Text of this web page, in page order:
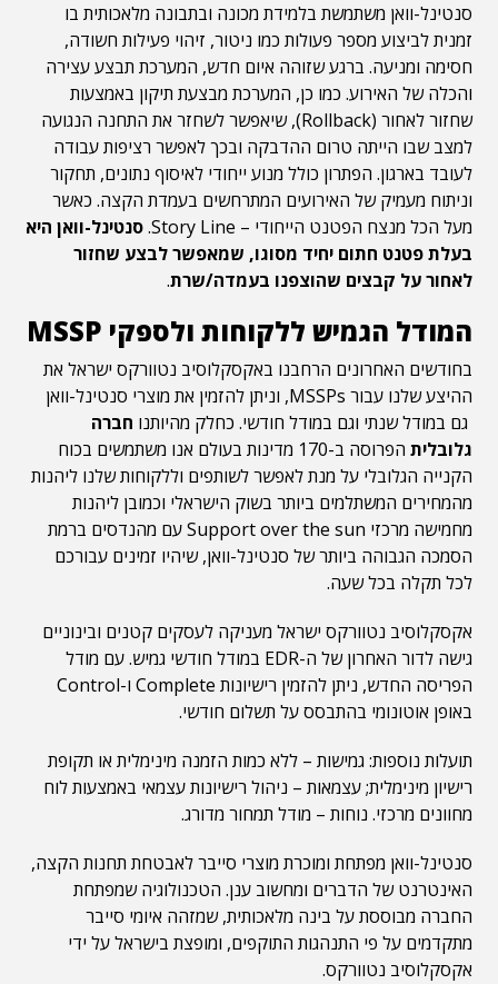
סנטינל-וואן משתמשת בלמידת מכונה ובתבונה מלאכותית בו
זמנית לביצוע מספר פעולות כמו ניטור, זיהוי פעילות חשודה,
חסימה ומניעה. ברגע שזוהה איום חדש, המערכת תבצע עצירה
והכלה של האירוע. כמו כן, המערכת מבצעת תיקון באמצעות
שחזור לאחור (Rollback), שיאפשר לשחזר את התחנה הנגועה
למצב שבו הייתה טרום ההדבקה ובכך לאפשר רציפות עבודה
לעובד בארגון. הפתרון כולל מנוע ייחודי לאיסוף נתונים, תחקור
וניתוח מעמיק של האירועים המתרחשים בעמדת הקצה. כאשר
מעל הכל מנצח הפטנט הייחודי – Story Line.
סנטינל-וואן היא
בעלת פטנט חתום יחיד מסוגו, שמאפשר לבצע שחזור
לאחור על קבצים שהוצפנו בעמדה/שרת.
המודל הגמיש ללקוחות ולספקי MSSP
בחודשים האחרונים הרחבנו באקסקלוסיב נטוורקס ישראל את
ההיצע שלנו עבור MSSPs, וניתן להזמין את מוצרי סנטינל-וואן
גם במודל שנתי וגם במודל חודשי. כחלק מהיותנו חברה
גלובלית
הפרוסה ב-170 מדינות בעולם אנו משתמשים בכוח
הקנייה הגלובלי על מנת לאפשר לשותפים וללקוחות שלנו ליהנות
מהמחירים המשתלמים ביותר בשוק הישראלי וכמובן ליהנות
מחמישה מרכזי Support over the sun עם מהנדסים ברמת
הסמכה הגבוהה ביותר של סנטינל-וואן, שיהיו זמינים עבורכם
לכל תקלה בכל שעה.
אקסקלוסיב נטוורקס ישראל מעניקה לעסקים קטנים ובינוניים
גישה לדור האחרון של ה-EDR במודל חודשי גמיש. עם מודל
הפריסה החדש, ניתן להזמין רישיונות Complete ו-Control
באופן אוטונומי בהתבסס על תשלום חודשי.
תועלות נוספות: גמישות – ללא כמות הזמנה מינימלית או תקופת
רישיון מינימלית; עצמאות – ניהול רישיונות עצמאי באמצעות לוח
מחוונים מרכזי. נוחות – מודל תמחור מדורג.
סנטינל-וואן מפתחת ומוכרת מוצרי סייבר לאבטחת תחנות הקצה,
האינטרנט של הדברים ומחשוב ענן. הטכנולוגיה שמפתחת
החברה מבוססת על בינה מלאכותית, שמזהה איומי סייבר
מתקדמים על פי התנהגות התוקפים, ומופצת בישראל על ידי
אקסקלוסיב נטוורקס.